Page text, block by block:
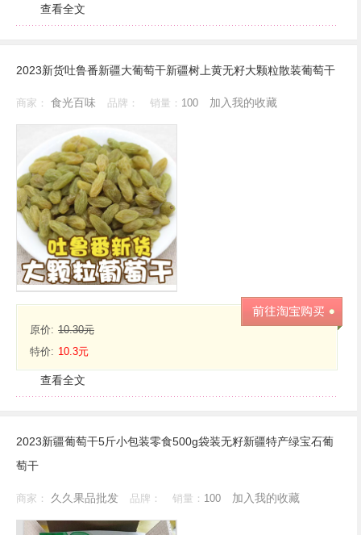
查看全文
2023新货吐鲁番新疆大葡萄干新疆树上黄无籽大颗粒散装葡萄干
商家： 食光百味 品牌： 销量： 100 加入我的收藏
原价: 10.30元
特价: 10.3元
查看全文
2023新疆葡萄干5斤小包装零食500g袋装无籽新疆特产绿宝石葡
萄干
商家： 久久果品批发 品牌： 销量： 100 加入我的收藏